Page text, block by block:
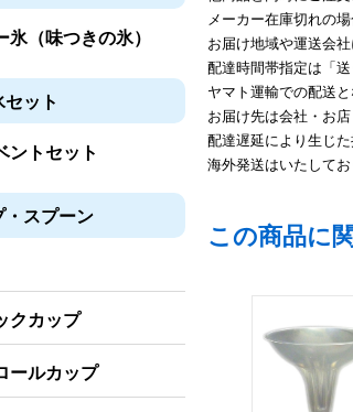
氷（味つきの氷）
ット
ントセット
・スプーン
クカップ
ールカップ
メーカー在庫切れの
お届け地域や運送会
配達時間帯指定は「
ヤマト運輸での配送
お届け先は会社・お
配達遅延により生じ
海外発送はいたして
この商品に